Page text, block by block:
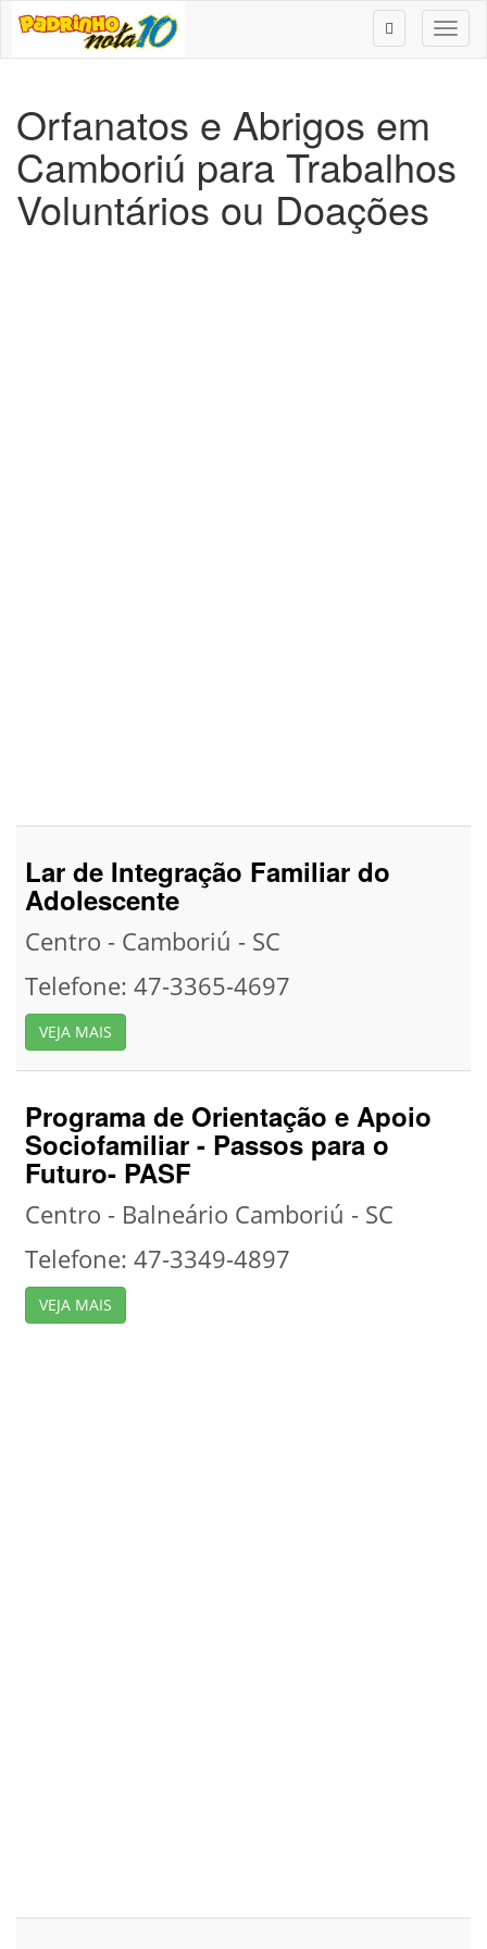
Orfanatos e Abrigos em
Camboriú para Trabalhos
Voluntários ou Doações
Lar de Integração Familiar do
Adolescente
Centro - Camboriú - SC
Telefone: 47-3365-4697
VEJA MAIS
Programa de Orientação e Apoio
Sociofamiliar - Passos para o
Futuro- PASF
Centro - Balneário Camboriú - SC
Telefone: 47-3349-4897
VEJA MAIS